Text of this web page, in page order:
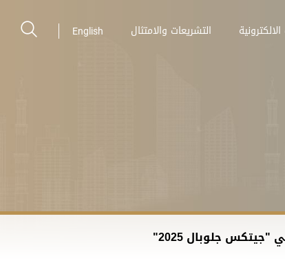
التشريعات والامتثال English